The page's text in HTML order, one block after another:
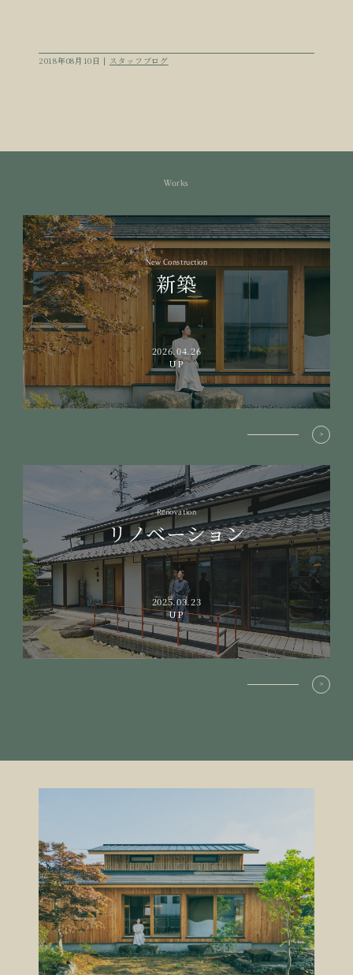
2018年08月10日 | スタッフブログ
Works
New Construction
新築
2026.04.26
UP
Renovation
リノベーション
2025.03.23
UP